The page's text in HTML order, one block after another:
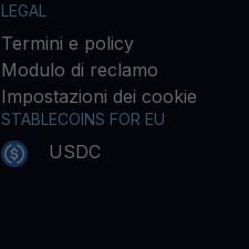
LEGAL
Termini e policy
Modulo di reclamo
Impostazioni dei cookie
STABLECOINS FOR EU
USDC